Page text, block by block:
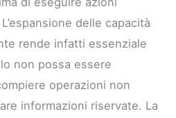
delle capacità
rende infatti essenziale
non possa essere
operazioni non
informazioni riservate. La